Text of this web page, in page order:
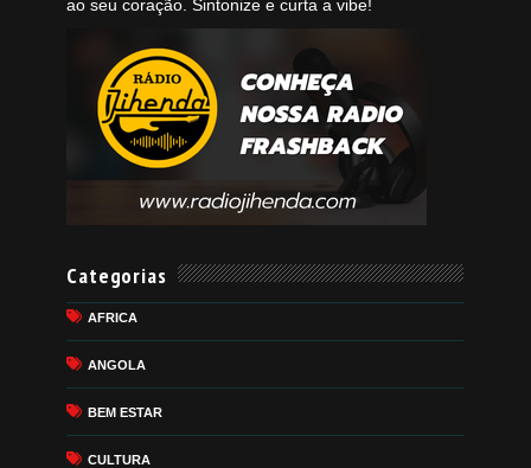
ao seu coração. Sintonize e curta a vibe!
Categorias
AFRICA
ANGOLA
BEM ESTAR
CULTURA